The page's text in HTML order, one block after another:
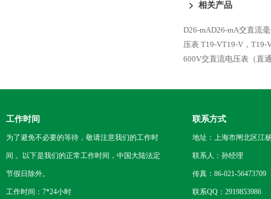
相关产品
D26-mAD26-mA交直流
压表 T19-VT19-V，T19-
600V交直流电压表（直
工作时间
为了避免不必要的等待，敬请注意我们的工作时
间 。以下是我们的正常工作时间，中国大陆法定
节假日除外。
工作时间：7*24小时
联系方式
地址：上海市闸北区江
联系人：孙经理
传真：86-021-56473709
联系QQ：2919853986